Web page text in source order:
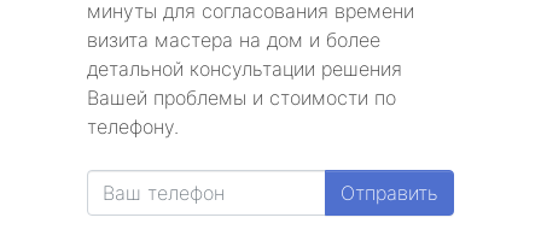
минуты для согласования времени
визита мастера на дом и более
детальной консультации решения
Вашей проблемы и стоимости по
телефону.
Отправить